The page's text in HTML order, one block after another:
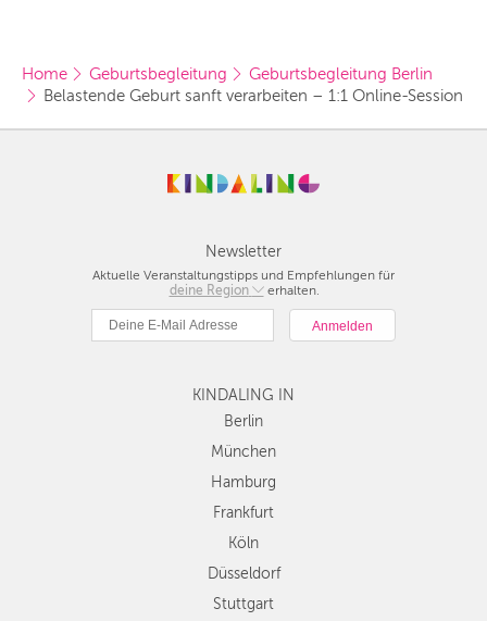
Home Geburtsbegleitung
Geburtsbegleitung Berlin
Belastende Geburt sanft verarbeiten – 1:1 Online-Session
Newsletter
Aktuelle Veranstaltungstipps und Empfehlungen für
deine Region
Berlin
München
Hamburg
Köln
Düsseldorf
Stuttgart
Essen
Dresden
Nürnberg
Wien
erhalten.
KINDALING IN
Berlin
München
Hamburg
Frankfurt
Köln
Düsseldorf
Stuttgart